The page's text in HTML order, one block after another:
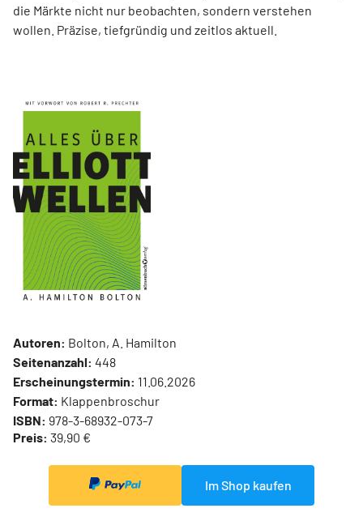
die Märkte nicht nur beobachten, sondern verstehen
wollen. Präzise, tiefgründig und zeitlos aktuell.
Autoren: Bolton, A. Hamilton
Seitenanzahl: 448
Erscheinungstermin: 11.06.2026
Format: Klappenbroschur
ISBN: 978-3-68932-073-7
Preis: 39,90 €
Im Shop kaufen